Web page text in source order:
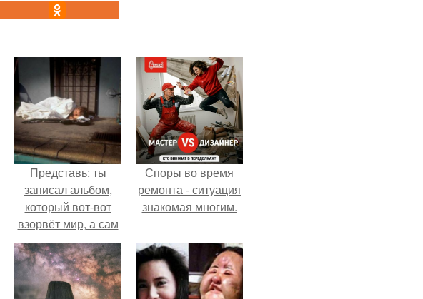
Представь: ты
записал альбом,
который вот-вот
взорвёт мир, а сам
в этот момент
ночуешь в машине.
Споры во время
ремонта - ситуация
знакомая многим.